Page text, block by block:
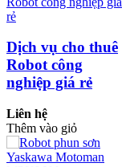
Dịch vụ cho thuê
Robot công
nghiệp giá rẻ
Liên hệ
Thêm vào giỏ